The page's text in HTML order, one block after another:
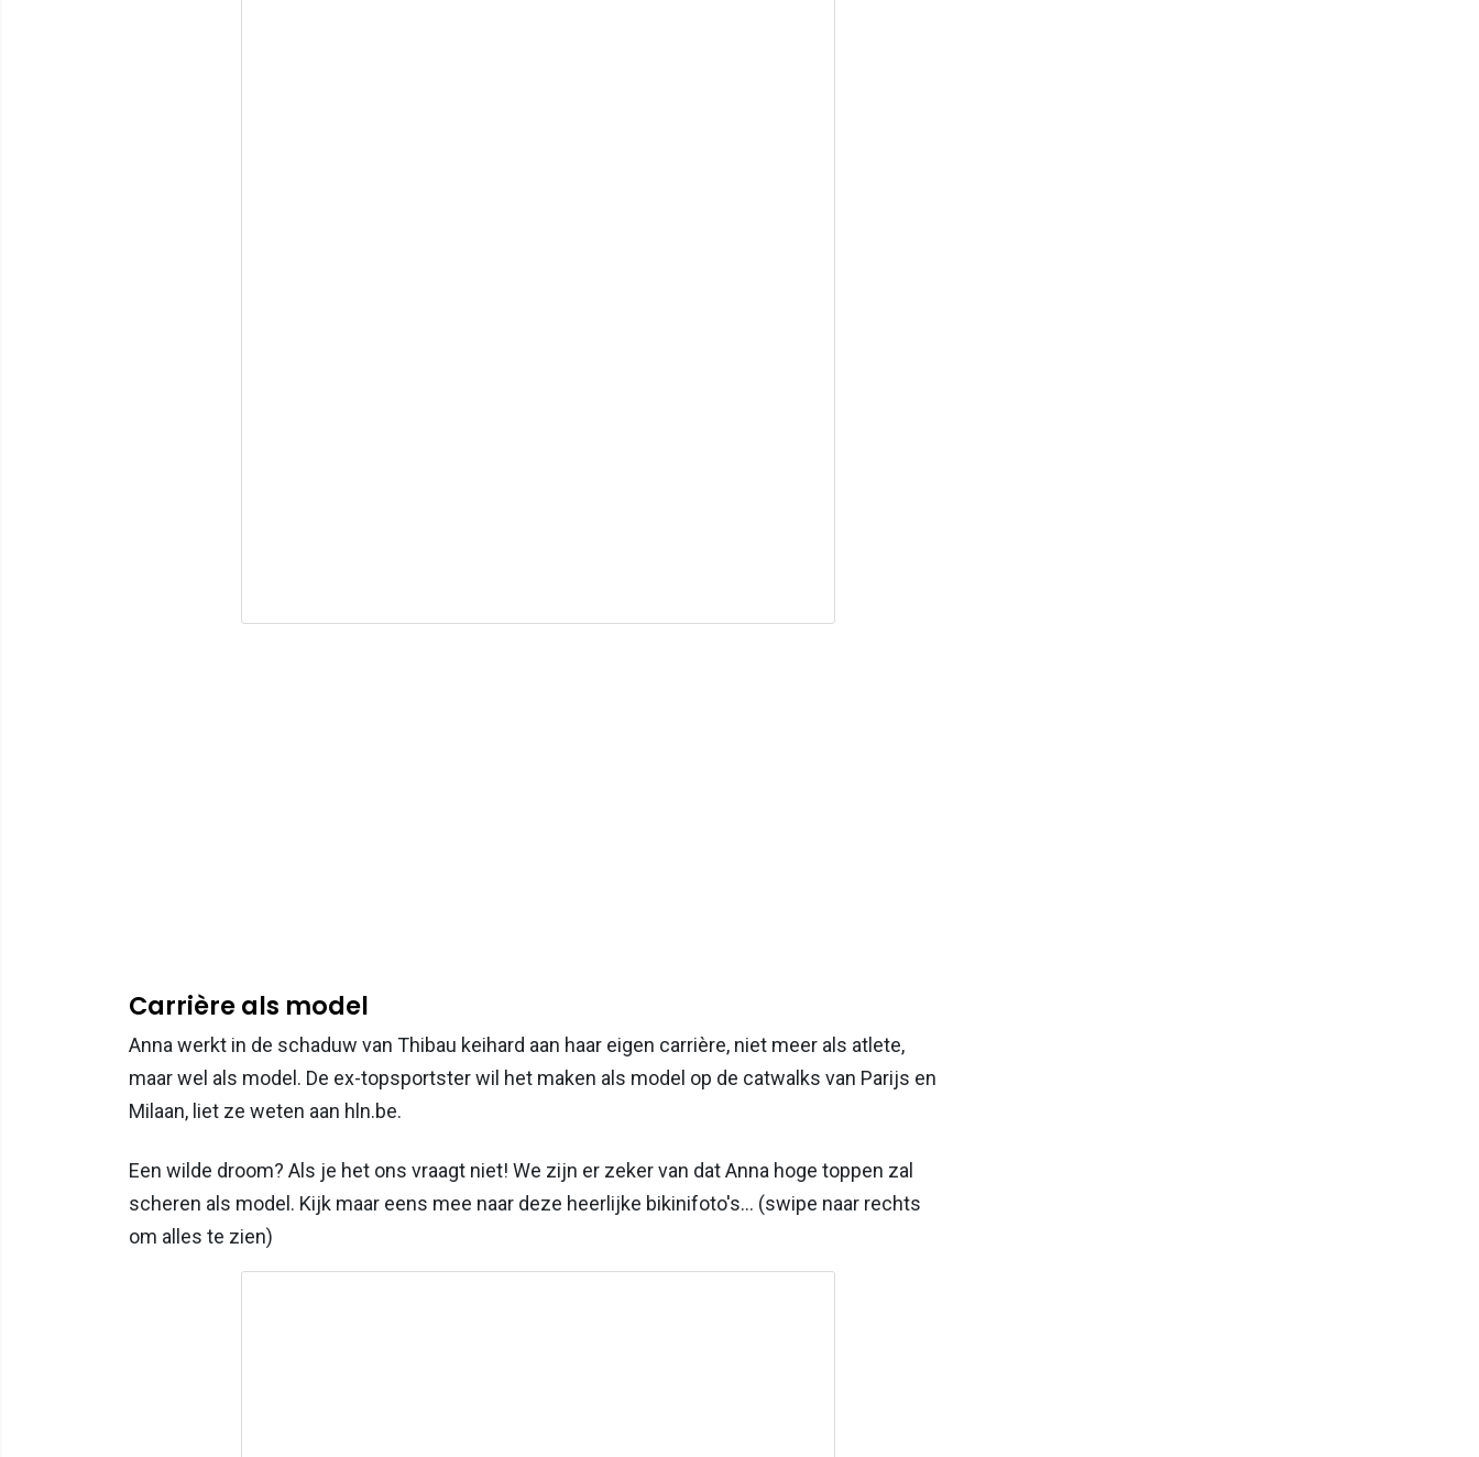
Carrière als model
Anna werkt in de schaduw van Thibau keihard aan haar eigen carrière, niet meer als atlete,
maar wel als model. De ex-topsportster wil het maken als model op de catwalks van Parijs en
Milaan, liet ze weten aan hln.be.
Een wilde droom? Als je het ons vraagt niet! We zijn er zeker van dat Anna hoge toppen zal
scheren als model. Kijk maar eens mee naar deze heerlijke bikinifoto's... (swipe naar rechts
om alles te zien)